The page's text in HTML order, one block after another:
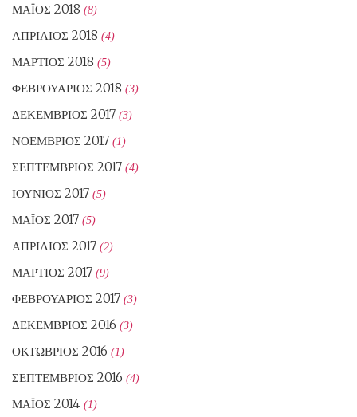
ΜΆΙΟΣ 2018 (8)
ΑΠΡΊΛΙΟΣ 2018 (4)
ΜΆΡΤΙΟΣ 2018 (5)
ΦΕΒΡΟΥΆΡΙΟΣ 2018 (3)
ΔΕΚΈΜΒΡΙΟΣ 2017 (3)
ΝΟΈΜΒΡΙΟΣ 2017 (1)
ΣΕΠΤΈΜΒΡΙΟΣ 2017 (4)
ΙΟΎΝΙΟΣ 2017 (5)
ΜΆΙΟΣ 2017 (5)
ΑΠΡΊΛΙΟΣ 2017 (2)
ΜΆΡΤΙΟΣ 2017 (9)
ΦΕΒΡΟΥΆΡΙΟΣ 2017 (3)
ΔΕΚΈΜΒΡΙΟΣ 2016 (3)
ΟΚΤΏΒΡΙΟΣ 2016 (1)
ΣΕΠΤΈΜΒΡΙΟΣ 2016 (4)
ΜΆΙΟΣ 2014 (1)